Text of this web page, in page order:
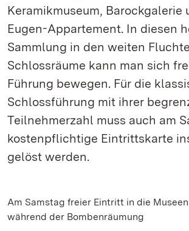
Keramikmuseum, Barockgalerie
Eugen-Appartement. In diesen
Sammlung in den weiten
Schlossräume kann man sich
Führung bewegen. Für die
Schlossführung mit ihrer
Teilnehmerzahl muss auch am
kostenpflichtige Eintrittskarte
gelöst werden.
Am Samstag freier Eintritt in die
während der Bombenräumung